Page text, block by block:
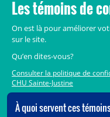
Tous droits réservés.
Accès aux documents